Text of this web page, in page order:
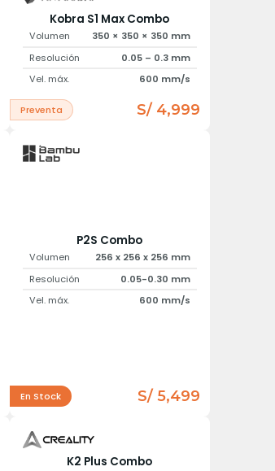
Kobra S1 Max Combo
Volumen
350 × 350 × 350 mm
Resolución
0.05 – 0.3 mm
Vel. máx.
600 mm/s
Preventa S/ 4,999
P2S Combo
Volumen
256 x 256 x 256 mm
Resolución
0.05-0.30 mm
Vel. máx.
600 mm/s
En Stock S/ 5,499
K2 Plus Combo